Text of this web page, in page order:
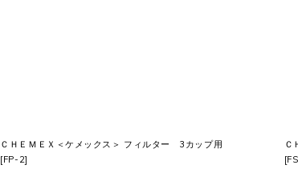
ＣＨＥＭＥＸ＜ケメックス＞ フィルター 3カップ用
[FP-2]
Ｃ
[